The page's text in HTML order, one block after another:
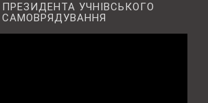
УЧНІВСЬКОГО
САМОВРЯДУВАННЯ